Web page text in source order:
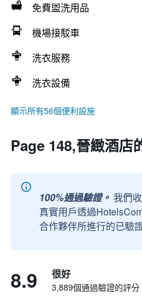
免費盥洗用品
機場接駁車
洗衣服務
洗衣設備
顯示所有56個便利設施
Page 148,晉緻酒店
100%通過驗證。 我們
真實用戶透過
合作夥伴所進行的已驗
8.9 很好
3,889個通過驗證的評分